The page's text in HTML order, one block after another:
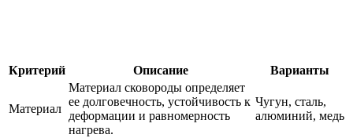
Критерий Описание Варианты
Материал
Материал сковороды определяет
ее долговечность, устойчивость к
деформации и равномерность
нагрева.
Чугун, сталь,
алюминий, медь